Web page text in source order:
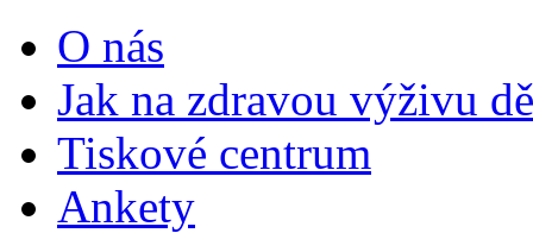
O nás
Jak na zdravou výživu
Tiskové centrum
Ankety